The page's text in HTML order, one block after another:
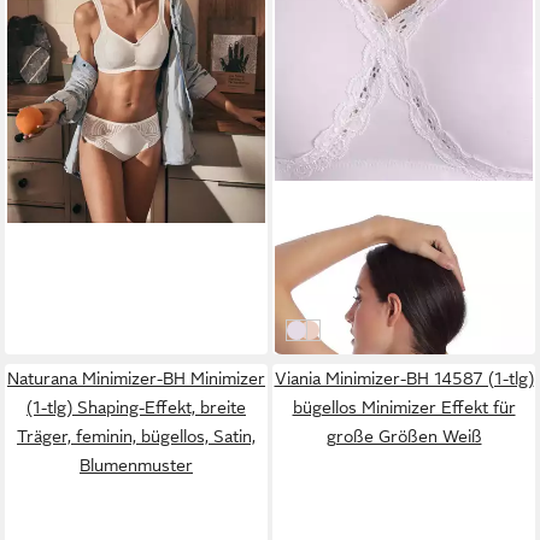
SASSA
Minimizer-BH Minimizer Soft
BH FUNCTIONAL BRAS
(Stück, 1-tlg)
ab 27,99 €
weissBeige
Naturana Minimizer-BH Minimizer
(1-tlg) Shaping-Effekt, breite
Träger, feminin, bügellos, Satin,
Blumenmuster
Viania Minimizer-BH 14587 (1-tlg)
bügellos Minimizer Effekt für
große Größen Weiß